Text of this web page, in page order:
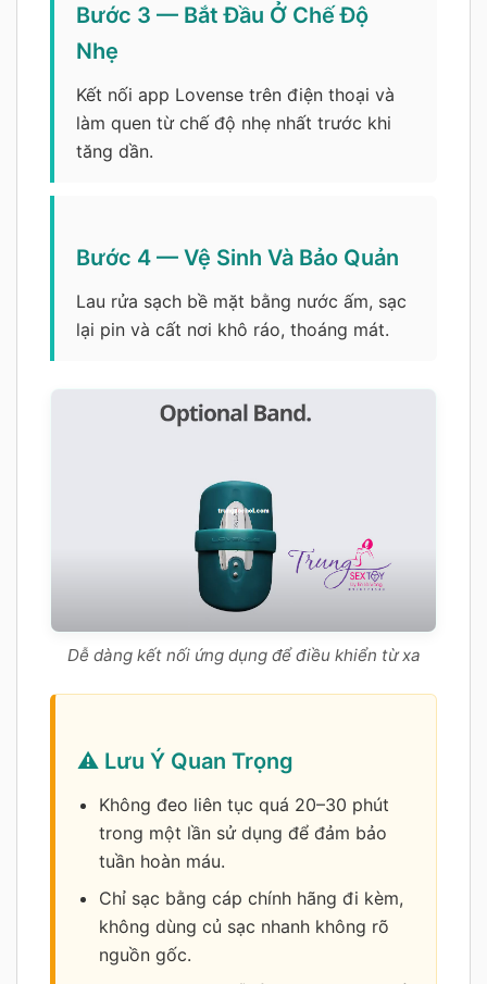
Bước 3 — Bắt Đầu Ở Chế Độ
Nhẹ
Kết nối app Lovense trên điện thoại và
làm quen từ chế độ nhẹ nhất trước khi
tăng dần.
Bước 4 — Vệ Sinh Và Bảo Quản
Lau rửa sạch bề mặt bằng nước ấm, sạc
lại pin và cất nơi khô ráo, thoáng mát.
Dễ dàng kết nối ứng dụng để điều khiển từ xa
⚠️ Lưu Ý Quan Trọng
Không đeo liên tục quá 20–30 phút
trong một lần sử dụng để đảm bảo
tuần hoàn máu.
Chỉ sạc bằng cáp chính hãng đi kèm,
không dùng củ sạc nhanh không rõ
nguồn gốc.